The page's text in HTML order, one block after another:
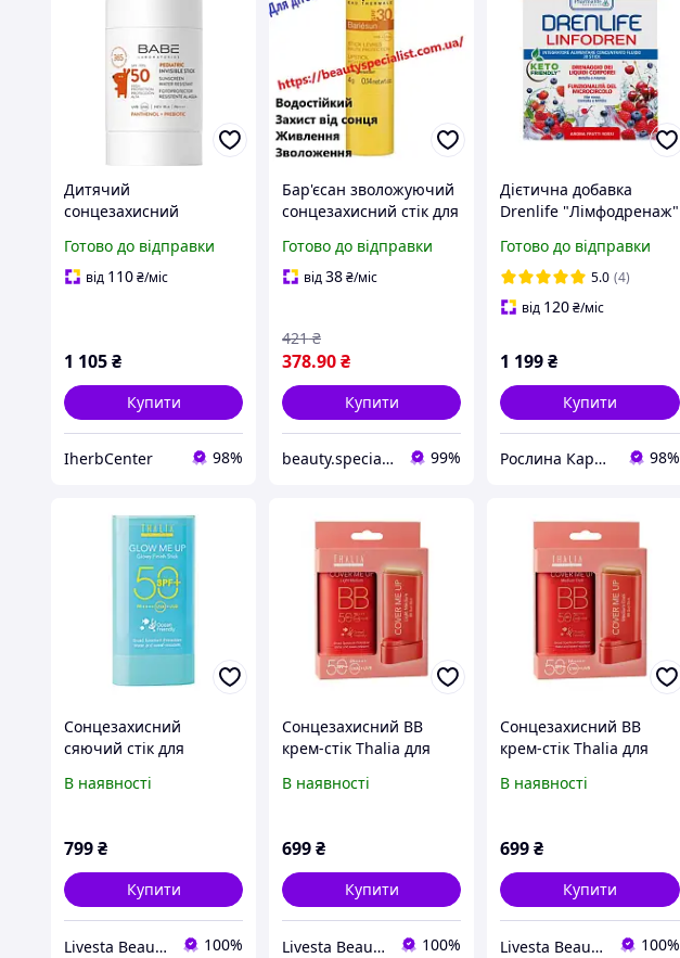
Дитячий
сонцезахисний
Laboratorios Pediatric
Invisible Stiсk SPF 50 З
Готово до відправки
від 110₴/міс
1 105₴
Купити
IherbCenter 98%
Бар'єсан зволожуючий
сонцезахисний cтік для
Bariesun High
Protection Moisturizing
Готово до відправки
від38₴/міс
378.90₴
421 ₴
Купити
beauty.specialist 99%
Дієтична добавка
Drenlife "Лімфодренаж"
фруктів, 30 стіків по 10
мл
Готово до відправки
5.0 (4)
від 120₴/міс
1 199₴
Купити
Рослина Карпатська 98%
Сонцезахисний
сяючий стік для
Thalia, 20 мл
В наявності
799₴
Купити
Livesta Beauty Shop 100%
Сонцезахисний ВВ
крем-стік Thalia для
Medium 20 мл
В наявності
699₴
Купити
Livesta Beauty Shop 100%
Сонцезахисний ВВ
крем-стік Thalia для
Medium Dark 20 мл
В наявності
699₴
Купити
Livesta Beauty Shop 100%